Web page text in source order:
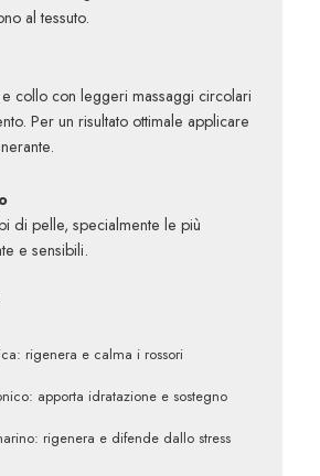
al tessuto.
collo con leggeri massaggi circolari
Per un risultato ottimale applicare
di pelle, specialmente le più
e sensibili.
rigenera e calma i rossori
apporta idratazione e sostegno
rigenera e difende dallo stress